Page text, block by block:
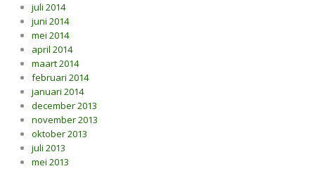
juli 2014
juni 2014
mei 2014
april 2014
maart 2014
februari 2014
januari 2014
december 2013
november 2013
oktober 2013
juli 2013
mei 2013